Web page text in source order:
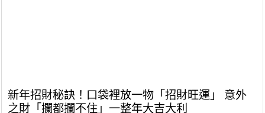
新年招財秘訣！口袋裡放一物「招財旺運」 意外
之財「攔都攔不住」一整年大吉大利